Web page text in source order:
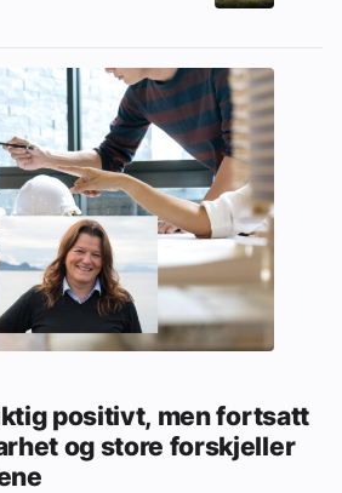
positivt, men fortsatt
og store forskjeller